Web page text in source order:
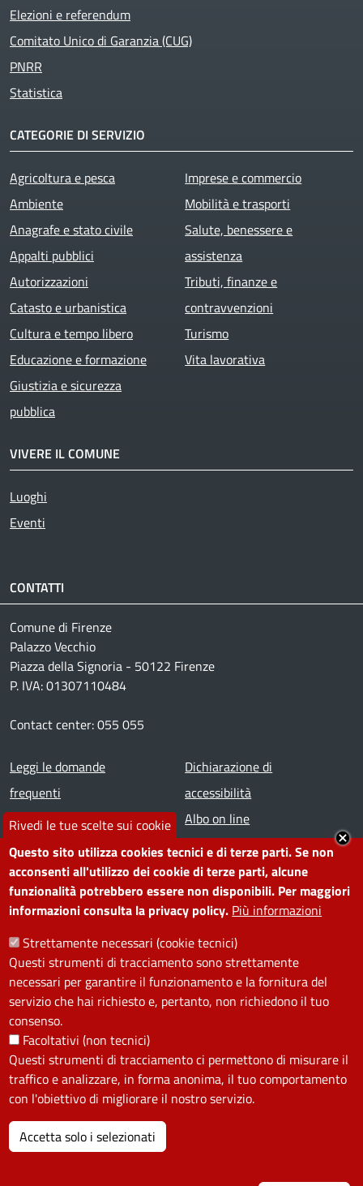
Rivedi le tue scelte sui cookie
Questo sito utilizza cookies tecnici e di terze parti. Se non
acconsenti all'utilizzo dei cookie di terze parti, alcune
funzionalità potrebbero essere non disponibili. Per maggiori
informazioni consulta la privacy policy. Più informazioni
Strettamente necessari (cookie tecnici)
Questi strumenti di tracciamento sono strettamente
necessari per garantire il funzionamento e la fornitura del
servizio che hai richiesto e, pertanto, non richiedono il tuo
consenso.
Facoltativi (non tecnici)
Questi strumenti di tracciamento ci permettono di misurare il
traffico e analizzare, in forma anonima, il tuo comportamento
con l'obiettivo di migliorare il nostro servizio.
Accetta solo i selezionati
Elezioni e referendum
Comitato Unico di Garanzia (CUG)
PNRR
Statistica
CATEGORIE DI SERVIZIO
Agricoltura e pesca
Ambiente
Anagrafe e stato civile
Appalti pubblici
Autorizzazioni
Catasto e urbanistica
Cultura e tempo libero
Educazione e formazione
Giustizia e sicurezza
pubblica
Imprese e commercio
Mobilità e trasporti
Salute, benessere e
assistenza
Tributi, finanze e
contravvenzioni
Turismo
Vita lavorativa
VIVERE IL COMUNE
Luoghi
Eventi
CONTATTI
Comune di Firenze
Palazzo Vecchio
Piazza della Signoria - 50122 Firenze
P. IVA: 01307110484
Contact center: 055 055
Footer menu
Leggi le domande
frequenti
Prenota appuntamento
Segnala disservizio
Amministrazione
trasparente
Note legali
Dichiarazione di
accessibilità
Albo on line
Redazione web
Piano di miglioramento dei
servizi
Contatti
SEGUICI SU
Facebook
Instagram
YouTube
Telegram
WhatsApp
TwitterLinkedin
PRIVACY
Useful links section
La Privacy nel Comune
PRIVACY